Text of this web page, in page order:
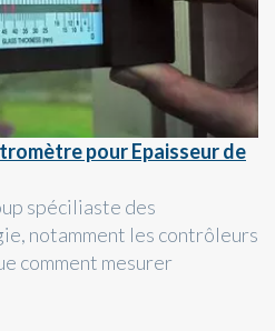
pour Epaisseur de
spéciliaste des
notamment les contrôleurs
comment mesurer